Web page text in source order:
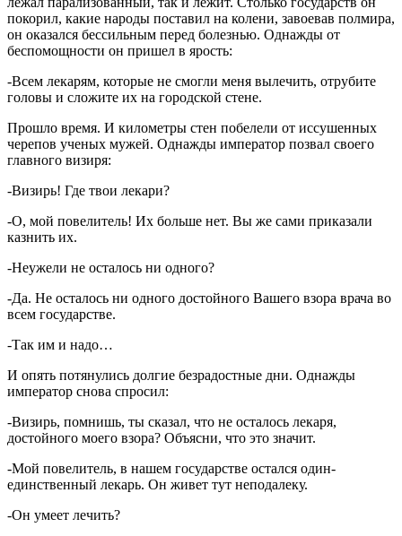
покорил, какие народы поставил на колени, завоевав полмира,
он оказался бессильным перед болезнью. Однажды от
беспомощности он пришел в ярость:
-Всем лекарям, которые не смогли меня вылечить, отрубите
головы и сложите их на городской стене.
Прошло время. И километры стен побелели от иссушенных
черепов ученых мужей. Однажды император позвал своего
главного визиря:
-Визирь! Где твои лекари?
-О, мой повелитель! Их больше нет. Вы же сами приказали
казнить их.
-Неужели не осталось ни одного?
-Да. Не осталось ни одного достойного Вашего взора врача во
всем государстве.
-Так им и надо…
И опять потянулись долгие безрадостные дни. Однажды
император снова спросил:
-Визирь, помнишь, ты сказал, что не осталось лекаря,
достойного моего взора? Объясни, что это значит.
-Мой повелитель, в нашем государстве остался один-
единственный лекарь. Он живет тут неподалеку.
-Он умеет лечить?